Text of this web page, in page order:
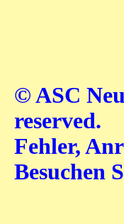
© ASC
reserved.
Fehler,
Besuchen